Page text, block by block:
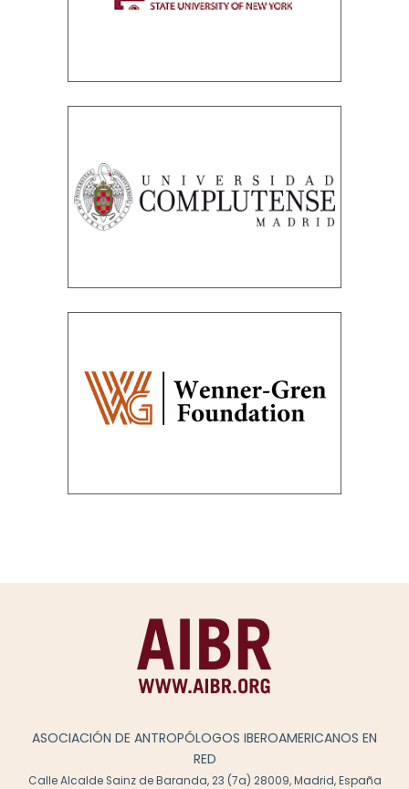
ASOCIACIÓN DE ANTROPÓLOGOS IBEROAMERICANOS EN
RED
Calle Alcalde Sainz de Baranda, 23 (7a) 28009, Madrid, España